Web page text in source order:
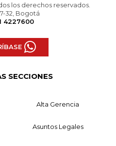
los derechos reservados.
32, Bogotá
4227600
SECCIONES
Alta Gerencia
Asuntos Legales